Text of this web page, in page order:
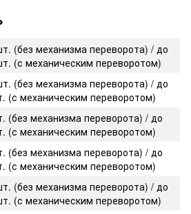
(без механизма переворота) / до
(с механическим переворотом)
(без механизма переворота) / до
(с механическим переворотом)
(без механизма переворота) / до
(с механическим переворотом)
(без механизма переворота) / до
(с механическим переворотом)
(без механизма переворота) / до
(с механическим переворотом)